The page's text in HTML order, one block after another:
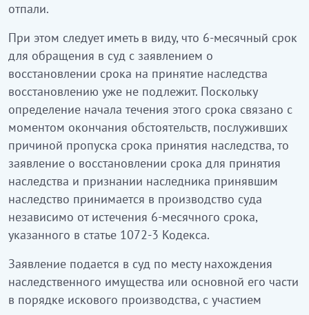
отпали.
При этом следует иметь в виду, что 6-месячный срок
для обращения в суд с заявлением о
восстановлении срока на принятие наследства
восстановлению уже не подлежит. Поскольку
определение начала течения этого срока связано с
моментом окончания обстоятельств, послуживших
причиной пропуска срока принятия наследства, то
заявление о восстановлении срока для принятия
наследства и признании наследника принявшим
наследство принимается в производство суда
независимо от истечения 6-месячного срока,
указанного в статье 1072-3 Кодекса.
Заявление подается в суд по месту нахождения
наследственного имущества или основной его части
в порядке искового производства, с участием